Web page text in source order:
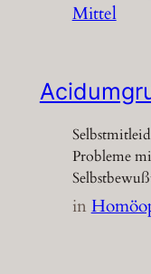
Mittel
Probleme
in